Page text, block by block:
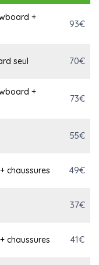
+
93€
seul 70€
+
73€
55€
chaussures 49€
37€
chaussures 41€